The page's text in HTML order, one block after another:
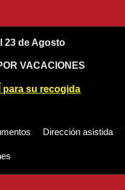
23 de Agosto
VACACIONES
para su recogida
Dirección asistida